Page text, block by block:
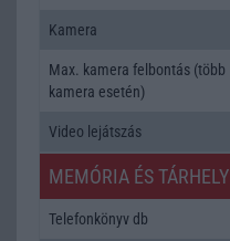
Kamera
Max. kamera felbontás (több
kamera esetén)
Video lejátszás
MEMÓRIA ÉS TÁRHELY
Telefonkönyv db